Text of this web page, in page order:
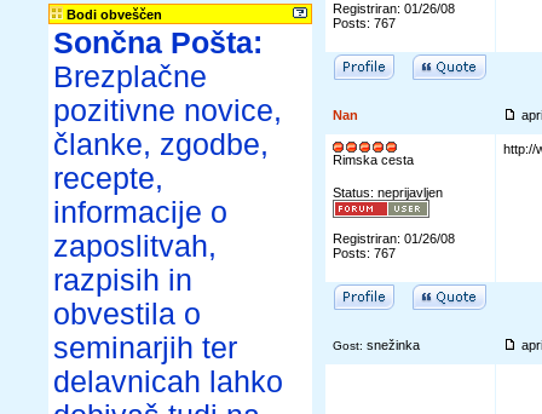
Bodi obveščen
Sončna Pošta:
Brezplačne
pozitivne novice,
članke, zgodbe,
recepte,
informacije o
zaposlitvah,
razpisih in
obvestila o
seminarjih ter
delavnicah lahko
Registriran: 01/26/08
Posts: 767
Nan
Rimska cesta
Status: neprijavljen
Registriran: 01/26/08
Posts: 767
http://
Gost: snežinka